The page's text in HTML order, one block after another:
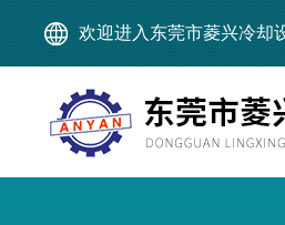
欢迎进入东莞市菱兴冷却